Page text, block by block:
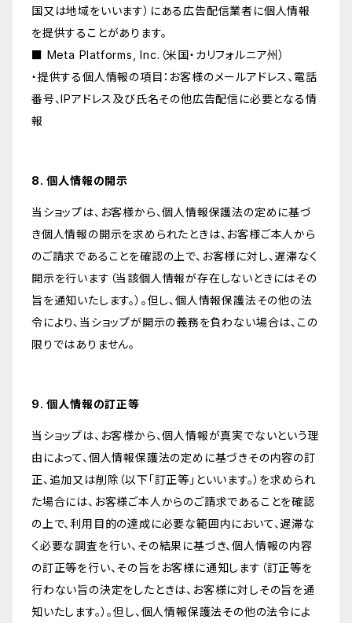
国又は地域をいいます）にある広告配信業者に個人情報
を提供することがあります。
■ Meta Platforms, Inc.（米国・カリフォルニア州）
・提供する個人情報の項目：お客様のメールアドレス、電話
番号、IPアドレス及び氏名その他広告配信に必要となる情
報
8. 個人情報の開示
当ショップは、お客様から、個人情報保護法の定めに基づ
き個人情報の開示を求められたときは、お客様ご本人から
のご請求であることを確認の上で、お客様に対し、遅滞なく
開示を行います（当該個人情報が存在しないときにはその
旨を通知いたします。）。但し、個人情報保護法その他の法
令により、当ショップが開示の義務を負わない場合は、この
限りではありません。
9. 個人情報の訂正等
当ショップは、お客様から、個人情報が真実でないという理
由によって、個人情報保護法の定めに基づきその内容の訂
正、追加又は削除（以下「訂正等」といいます。）を求められ
た場合には、お客様ご本人からのご請求であることを確認
の上で、利用目的の達成に必要な範囲内において、遅滞な
く必要な調査を行い、その結果に基づき、個人情報の内容
の訂正等を行い、その旨をお客様に通知します（訂正等を
行わない旨の決定をしたときは、お客様に対しその旨を通
知いたします。）。但し、個人情報保護法その他の法令によ